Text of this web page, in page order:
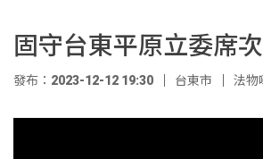
固守台東平原立委席
發布：2023-12-12 19:30 台東市 法物